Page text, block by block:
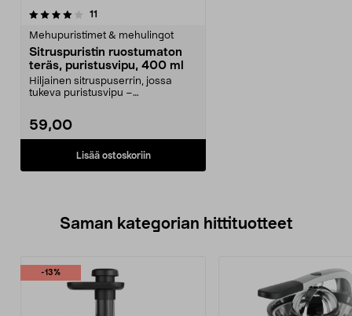
11
Mehupuristimet & mehulingot
Sitruspuristin ruostumaton
teräs, puristusvipu, 400 ml
Hiljainen sitruspuserrin, jossa
tukeva puristusvipu –
59,00
Lisää ostoskoriin
Saman kategorian hittituotteet
-13%